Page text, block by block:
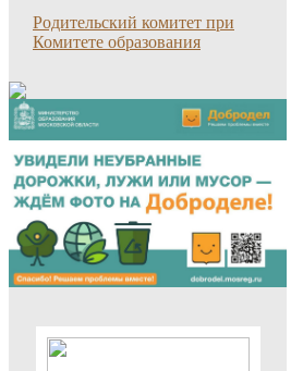
Родительский комитет при
Комитете образования